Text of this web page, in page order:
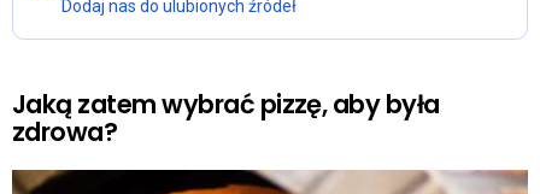
Dodaj nas do ulubionych źródeł
Jaką zatem wybrać pizzę, aby była
zdrowa?